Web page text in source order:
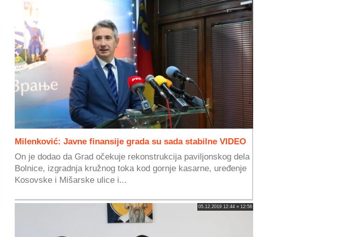
Milenković: Javne finansije grada su sada stabilne VIDEO
On je dodao da Grad očekuje rekonstrukcija paviljonskog dela
Bolnice, izgradnja kružnog toka kod gornje kasarne, uređenje
Kosovske i Mišarske ulice i...
05.12.2019 12:44 » 12:56